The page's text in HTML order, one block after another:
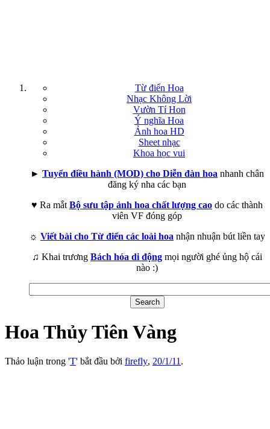
Từ điển Hoa
Nhạc Không Lời
Vườn Tí Hon
Ý nghĩa Hoa
Ảnh hoa HD
Sheet nhạc
Khoa học vui
► Tuyển điều hành (MOD) cho Diễn đàn hoa nhanh chân
đăng ký nha các bạn
♥ Ra mắt Bộ sưu tập ảnh hoa chất lượng cao do các thành
viên VF đóng góp
☼ Viết bài cho Từ điển các loài hoa nhận nhuận bút liền tay
♫ Khai trương Bách hóa di động mọi người ghé ủng hộ cái
nào :)
Hoa Thủy Tiên Vàng
Thảo luận trong 'T' bắt đầu bởi firefly, 20/1/11.